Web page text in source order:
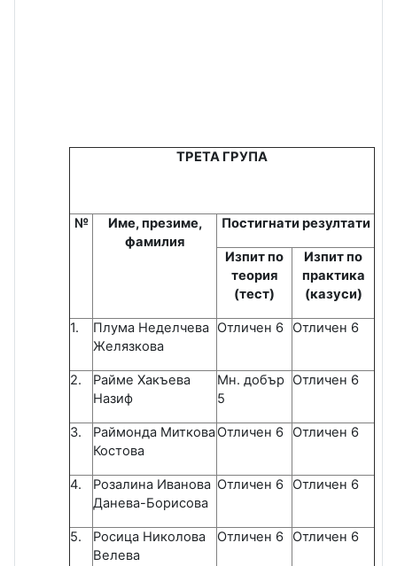
ТРЕТА ГРУПА
№
Име, презиме,
фамилия
Постигнати резултати
Изпит по
теория
(тест)
Изпит по
практика
(казуси)
1.
Плума Неделчева
Желязкова
Отличен 6 Отличен 6
2.
Райме Хакъева
Назиф
Мн. добър
5
Отличен 6
3.
Раймонда Миткова
Костова
Отличен 6 Отличен 6
4.
Розалина Иванова
Данева-Борисова
Отличен 6 Отличен 6
5.
Росица Николова
Велева
Отличен 6 Отличен 6